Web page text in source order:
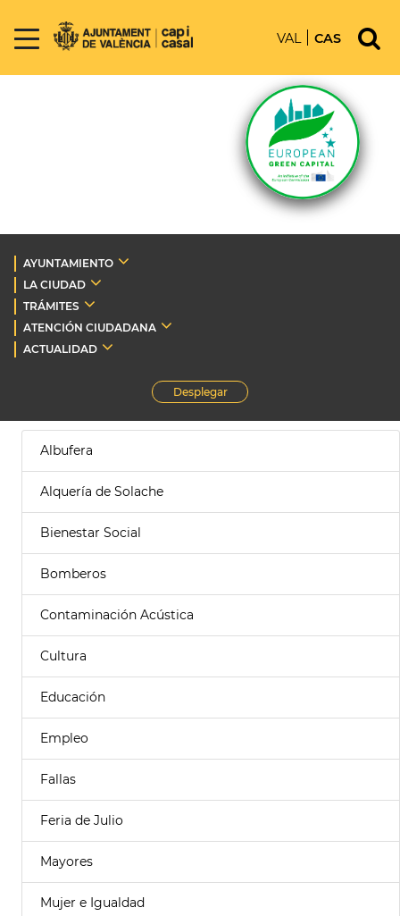
VAL CAS
AYUNTAMIENTO
LA CIUDAD
TRÁMITES
ATENCIÓN CIUDADANA
ACTUALIDAD
Desplegar
Albufera
Alquería de Solache
Bienestar Social
Bomberos
Contaminación Acústica
Cultura
Educación
Empleo
Fallas
Feria de Julio
Mayores
Mujer e Igualdad